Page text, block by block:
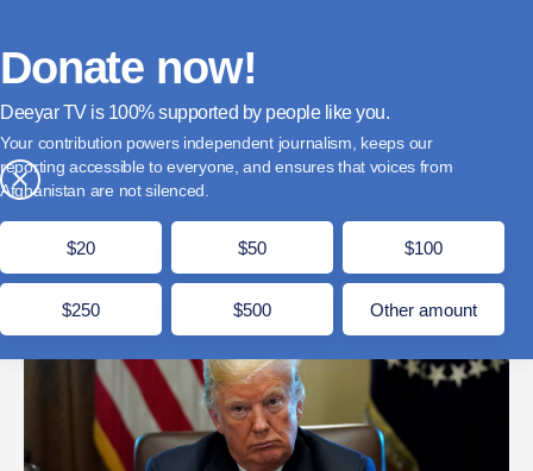
×
Donate now!
Deeyar TV is supported by people like you.
Your contribution powers independent journalism, keeps our
reporting accessible to everyone, and ensures that voices from
Afghanistan are not silenced.
$20 $50 $100
$250 $500 Other amount
نشنال اینترست: اعتبار امریکا در جهان عرب فرو ریخته